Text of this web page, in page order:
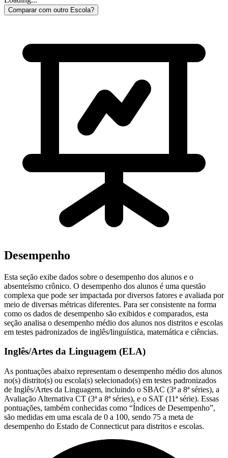
Comparar com outro Escola?
Desempenho
Esta seção exibe dados sobre o desempenho dos alunos e o
absenteísmo crônico. O desempenho dos alunos é uma questão
complexa que pode ser impactada por diversos fatores e avaliada por
meio de diversas métricas diferentes. Para ser consistente na forma
como os dados de desempenho são exibidos e comparados, esta
seção analisa o desempenho médio dos alunos nos distritos e escolas
em testes padronizados de inglês/linguística, matemática e ciências.
Inglês/Artes da Linguagem (ELA)
As pontuações abaixo representam o desempenho médio dos alunos
no(s) distrito(s) ou escola(s) selecionado(s) em testes padronizados
de Inglês/Artes da Linguagem, incluindo o SBAC (3ª a 8ª séries), a
Avaliação Alternativa CT (3ª a 8ª séries), e o SAT (11ª série). Essas
pontuações, também conhecidas como “Índices de Desempenho”,
são medidas em uma escala de 0 a 100, sendo 75 a meta de
desempenho do Estado de Connecticut para distritos e escolas.